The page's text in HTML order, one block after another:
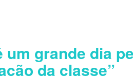
um grande dia
da classe”